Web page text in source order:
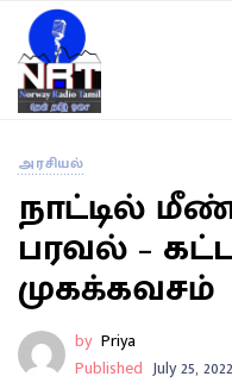
அரசியல்
நாட்டில்
பரவல் –
முகக்கவசம்
by Priya
Published July 25, 2022